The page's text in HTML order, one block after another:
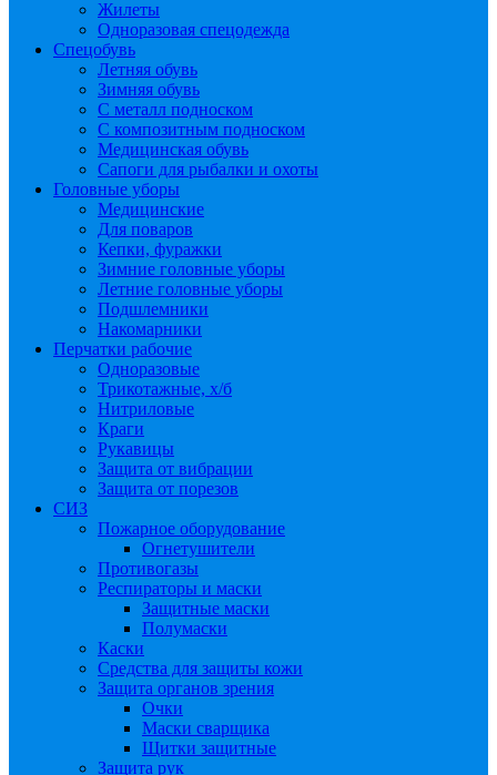
Жилеты
Одноразовая спецодежда
Спецобувь
Летняя обувь
Зимняя обувь
С металл подноском
С композитным подноском
Медицинская обувь
Сапоги для рыбалки и охоты
Головные уборы
Медицинские
Для поваров
Кепки, фуражки
Зимние головные уборы
Летние головные уборы
Подшлемники
Накомарники
Перчатки рабочие
Одноразовые
Трикотажные, х/б
Нитриловые
Краги
Рукавицы
Защита от вибрации
Защита от порезов
СИЗ
Пожарное оборудование
Огнетушители
Противогазы
Респираторы и маски
Защитные маски
Полумаски
Каски
Средства для защиты кожи
Защита органов зрения
Очки
Маски сварщика
Щитки защитные
Защита рук